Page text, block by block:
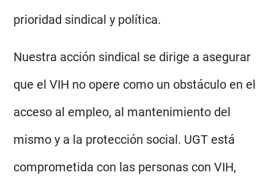
prioridad sindical y política.
Nuestra acción sindical se dirige a asegurar
que el VIH no opere como un obstáculo en el
acceso al empleo, al mantenimiento del
mismo y a la protección social. UGT está
comprometida con las personas con VIH,